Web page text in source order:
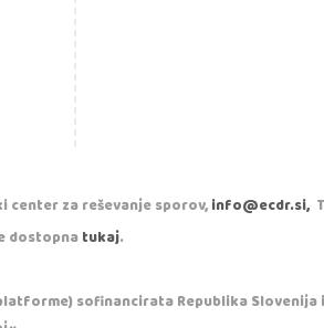
center za reševanje sporov,info@ecdr.si,
dostopnatukaj.
sofinancirata Republika